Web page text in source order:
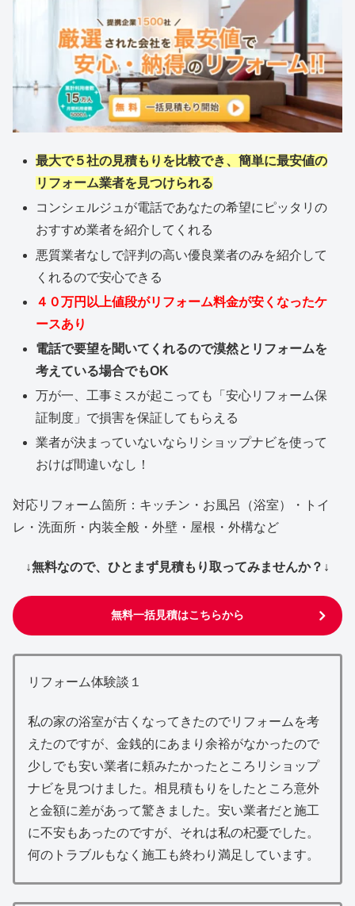
最大で５社の見積もりを比較でき、簡単に最安値の
リフォーム業者を見つけられる
コンシェルジュが電話であなたの希望にピッタリの
おすすめ業者を紹介してくれる
悪質業者なしで評判の高い優良業者のみを紹介して
くれるので安心できる
４０万円以上値段がリフォーム料金が安くなったケ
ースあり
電話で要望を聞いてくれるので漠然とリフォームを
考えている場合でもOK
万が一、工事ミスが起こっても「安心リフォーム保
証制度」で損害を保証してもらえる
業者が決まっていないならリショップナビを使って
おけば間違いなし！
対応リフォーム箇所：キッチン・お風呂（浴室）・トイ
レ・洗面所・内装全般・外壁・屋根・外構など
↓無料なので、ひとまず見積もり取ってみませんか？↓
無料一括見積はこちらから
リフォーム体験談１
私の家の浴室が古くなってきたのでリフォームを考
えたのですが、金銭的にあまり余裕がなかったので
少しでも安い業者に頼みたかったところリショップ
ナビを見つけました。相見積もりをしたところ意外
と金額に差があって驚きました。安い業者だと施工
に不安もあったのですが、それは私の杞憂でした。
何のトラブルもなく施工も終わり満足しています。